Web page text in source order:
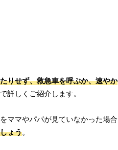
りせず、救急車を呼ぶか、速やか
詳しくご紹介します。
ママやパパが見ていなかった場合
ょう。